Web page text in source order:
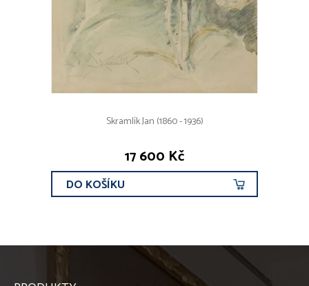
Skramlík Jan (1860 - 1936)
17 600 Kč
DO KOŠÍKU